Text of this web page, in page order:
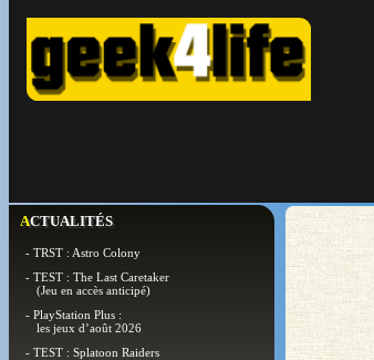
ACTUALITÉS
- TRST : Astro Colony
- TEST : The Last Caretaker
(Jeu en accès anticipé)
- PlayStation Plus :
les jeux d’août 2026
- TEST : Splatoon Raiders